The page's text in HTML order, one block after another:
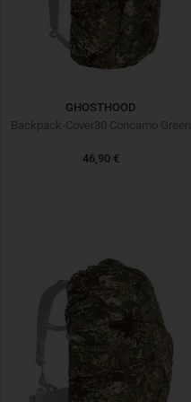
GHOSTHOOD
Backpack-Cover30 Concamo Green
46,90 €